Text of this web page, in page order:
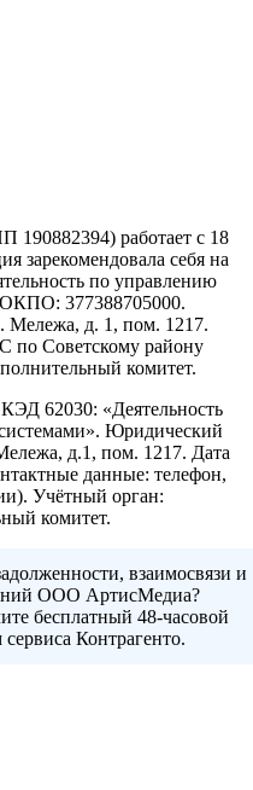
работает с 18
зарекомендовала себя на
по управлению
377388705000.
Мележа, д. 1, пом. 1217.
по Советскому району
комитет.
62030: «Деятельность
Юридический
д.1, пом. 1217. Дата
данные: телефон,
Учётный орган:
комитет.
взаимосвязи и
ООО АртисМедиа?
бесплатный 48-часовой
Контрагенто.